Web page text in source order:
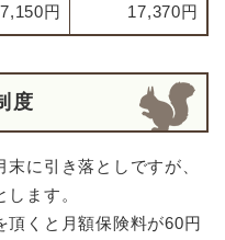
円 17,370円
度
に引き落としですが、
ます。
くと月額保険料が60円